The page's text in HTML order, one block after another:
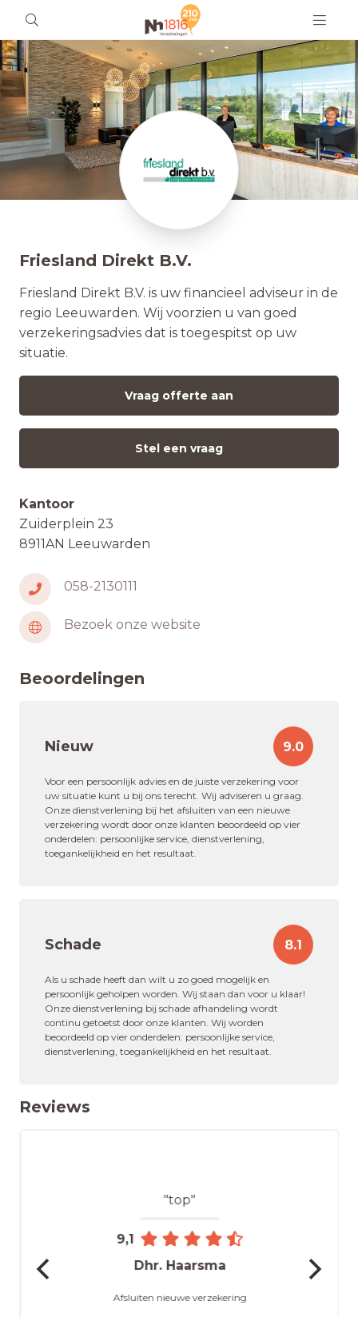
Friesland Direkt B.V.
Friesland Direkt B.V. is uw financieel adviseur in de
regio Leeuwarden. Wij voorzien u van goed
verzekeringsadvies dat is toegespitst op uw
situatie.
Vraag offerte aan
Stel een vraag
Kantoor
Zuiderplein 23
8911AN Leeuwarden
058-2130111
Bezoek onze website
Beoordelingen
Nieuw 9.0
Voor een persoonlijk advies en de juiste verzekering voor
uw situatie kunt u bij ons terecht. Wij adviseren u graag.
Onze dienstverlening bij het afsluiten van een nieuwe
verzekering wordt door onze klanten beoordeeld op vier
onderdelen: persoonlijke service, dienstverlening,
toegankelijkheid en het resultaat.
Schade 8.1
Als u schade heeft dan wilt u zo goed mogelijk en
persoonlijk geholpen worden. Wij staan dan voor u klaar!
Onze dienstverlening bij schade afhandeling wordt
continu getoetst door onze klanten. Wij worden
beoordeeld op vier onderdelen: persoonlijke service,
dienstverlening, toegankelijkheid en het resultaat.
Reviews
"top"
9,1
Dhr. Haarsma
Afsluiten nieuwe verzekering